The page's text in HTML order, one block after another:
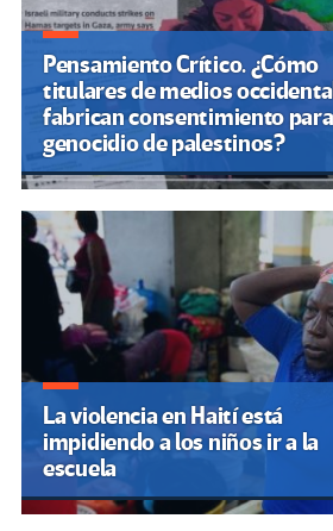
Pensamiento Crítico. ¿Cómo
titulares de medios
fabrican consentimiento para
genocidio de palestinos?
La violencia en Haití está
impidiendo a los niños ir a la
escuela